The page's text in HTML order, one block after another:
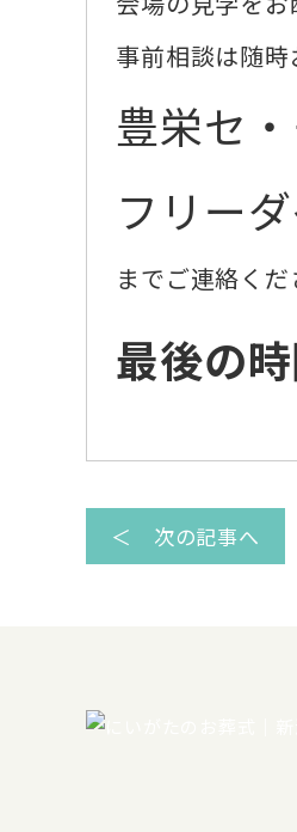
事前相談は随
豊栄セ
フリー
までご連絡くだ
最後の
＜ 次の記事へ